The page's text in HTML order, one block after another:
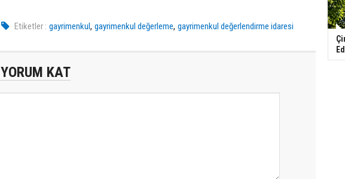
Etiketler : gayrimenkul,gayrimenkul değerleme,gayrimenkul değerlendirme idaresi
YORUM KAT